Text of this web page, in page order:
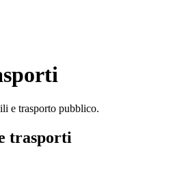
e trasporto pubblico.
trasporti